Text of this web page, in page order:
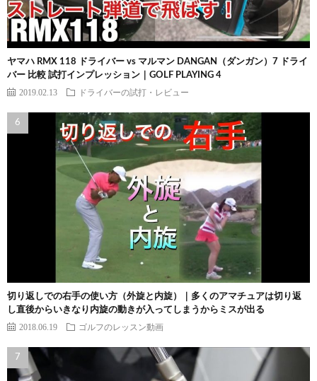
ヤマハ RMX 118 ドライバー vs マルマン DANGAN（ダンガン）7 ドライ
バー 比較 試打インプレッション｜GOLF PLAYING 4
2019.02.13 ドライバーの試打・レビュー
切り返しでの右手の使い方（外旋と内旋）｜多くのアマチュアは切り返
し直後からいきなり内旋の動きが入ってしまうからミスが出る
2018.06.19 ゴルフのレッスン動画